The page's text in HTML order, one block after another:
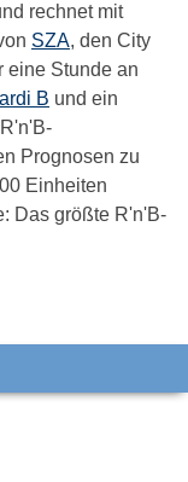
rechnet mit
SZA, den City
eine Stunde an
B und ein
Prognosen zu
Einheiten
Das größte R'n'B-